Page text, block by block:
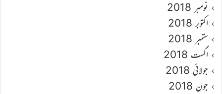
نومبر 2018
اکتوبر 2018
ستمبر 2018
اگست 2018
جولائی 2018
جون 2018